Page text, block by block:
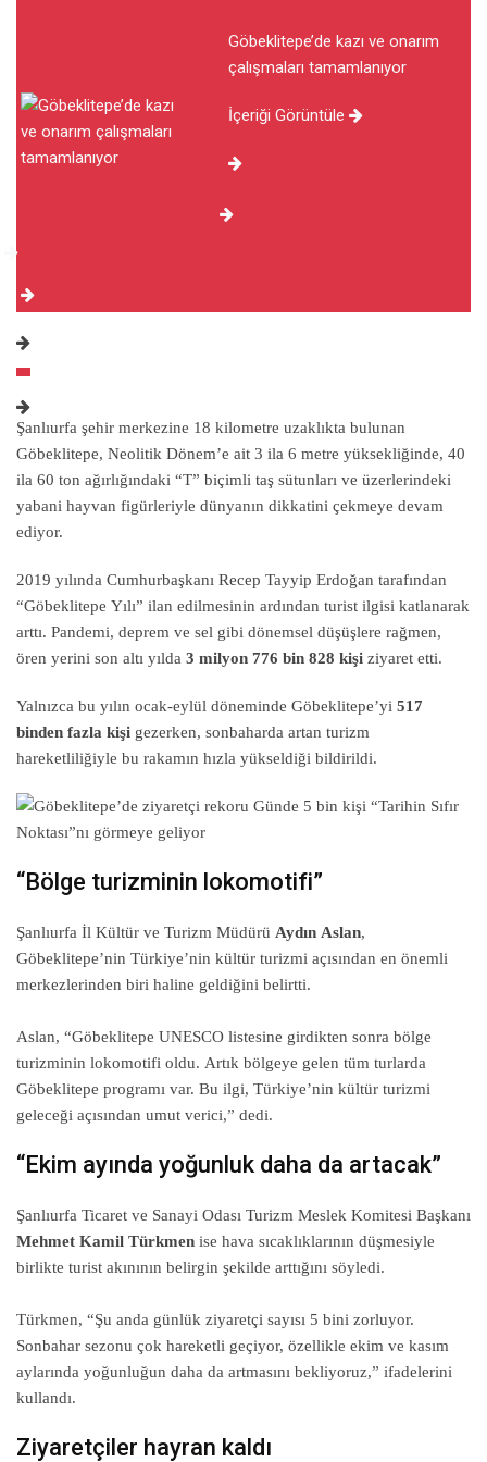
Göbeklitepe’de kazı ve onarım
çalışmaları tamamlanıyor
İçeriği Görüntüle
Şanlıurfa şehir merkezine 18 kilometre uzaklıkta bulunan
Göbeklitepe, Neolitik Dönem’e ait 3 ila 6 metre yüksekliğinde, 40
ila 60 ton ağırlığındaki “T” biçimli taş sütunları ve üzerlerindeki
yabani hayvan figürleriyle dünyanın dikkatini çekmeye devam
ediyor.
2019 yılında Cumhurbaşkanı Recep Tayyip Erdoğan tarafından
“Göbeklitepe Yılı” ilan edilmesinin ardından turist ilgisi katlanarak
arttı. Pandemi, deprem ve sel gibi dönemsel düşüşlere rağmen,
ören yerini son altı yılda 3 milyon 776 bin 828 kişi ziyaret etti.
Yalnızca bu yılın ocak-eylül döneminde Göbeklitepe’yi 517
binden fazla kişi gezerken, sonbaharda artan turizm
hareketliliğiyle bu rakamın hızla yükseldiği bildirildi.
“Bölge turizminin lokomotifi”
Şanlıurfa İl Kültür ve Turizm Müdürü Aydın Aslan,
Göbeklitepe’nin Türkiye’nin kültür turizmi açısından en önemli
merkezlerinden biri haline geldiğini belirtti.
Aslan, “Göbeklitepe UNESCO listesine girdikten sonra bölge
turizminin lokomotifi oldu. Artık bölgeye gelen tüm turlarda
Göbeklitepe programı var. Bu ilgi, Türkiye’nin kültür turizmi
geleceği açısından umut verici,” dedi.
“Ekim ayında yoğunluk daha da artacak”
Şanlıurfa Ticaret ve Sanayi Odası Turizm Meslek Komitesi Başkanı
Mehmet Kamil Türkmen ise hava sıcaklıklarının düşmesiyle
birlikte turist akınının belirgin şekilde arttığını söyledi.
Türkmen, “Şu anda günlük ziyaretçi sayısı 5 bini zorluyor.
Sonbahar sezonu çok hareketli geçiyor, özellikle ekim ve kasım
aylarında yoğunluğun daha da artmasını bekliyoruz,” ifadelerini
kullandı.
Ziyaretçiler hayran kaldı